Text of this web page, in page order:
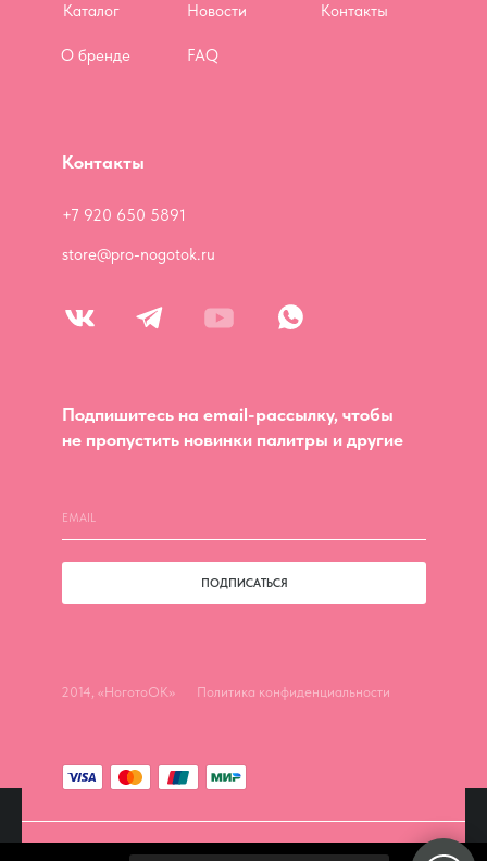
Каталог
О бренде
Новости Контакты
Контакты
Подпишитесь на email-рассылку, чтобы
не пропустить новинки палитры и другие
+7 920 650 5891
store@pro-nogotok.ru
2014, «НоготоОК» Политика конфиденциальности
ПОДПИСАТЬСЯ
FAQ